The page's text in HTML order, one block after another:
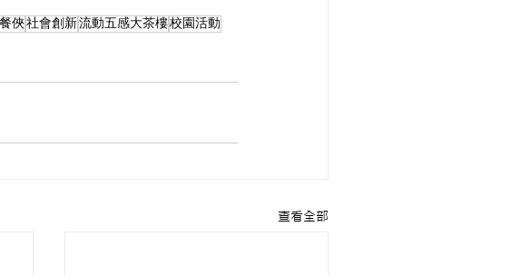
俠社會創新流動五感大茶樓校園活動
查看全部